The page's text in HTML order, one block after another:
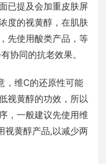
已提及会加重皮肤屏
度的视黄醇，在肌肤
先使用酸类产品，等
协同的抗老效果。
，维C的还原性可能
视黄醇的功效，所以
，一般建议先使用维
视黄醇产品,以减少两